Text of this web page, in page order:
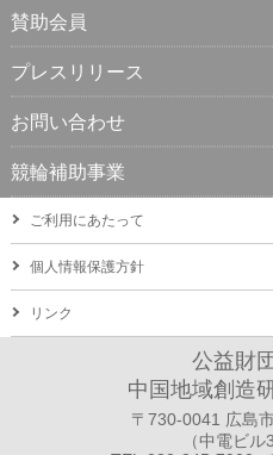
賛助会員
プレスリリース
お問い合わせ
競輪補助事業
ご利用にあたって
個人情報保護方針
リンク
公益財
中国地域創造
〒730-0041 広島
（中電ビル